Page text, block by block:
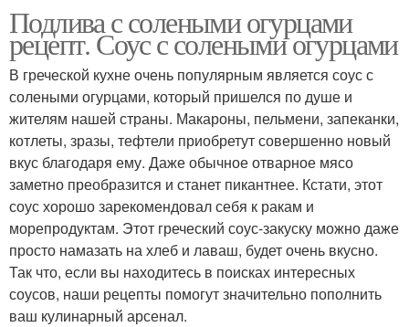
Подлива с солеными огурцами
рецепт. Соус с солеными огурцами
В греческой кухне очень популярным является соус с
солеными огурцами, который пришелся по душе и
жителям нашей страны. Макароны, пельмени, запеканки,
котлеты, зразы, тефтели приобретут совершенно новый
вкус благодаря ему. Даже обычное отварное мясо
заметно преобразится и станет пикантнее. Кстати, этот
соус хорошо зарекомендовал себя к ракам и
морепродуктам. Этот греческий соус-закуску можно даже
просто намазать на хлеб и лаваш, будет очень вкусно.
Так что, если вы находитесь в поисках интересных
соусов, наши рецепты помогут значительно пополнить
ваш кулинарный арсенал.